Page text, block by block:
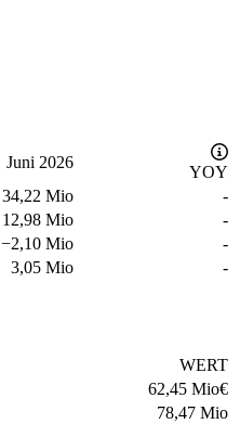
Juni 2026
YOY
34,22 Mio
-
12,98 Mio
-
−2,10 Mio
-
3,05 Mio -
WERT
62,45 Mio€
78,47 Mio